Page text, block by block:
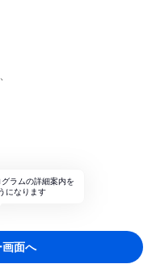
ラムの詳細案内を
になります
画面へ